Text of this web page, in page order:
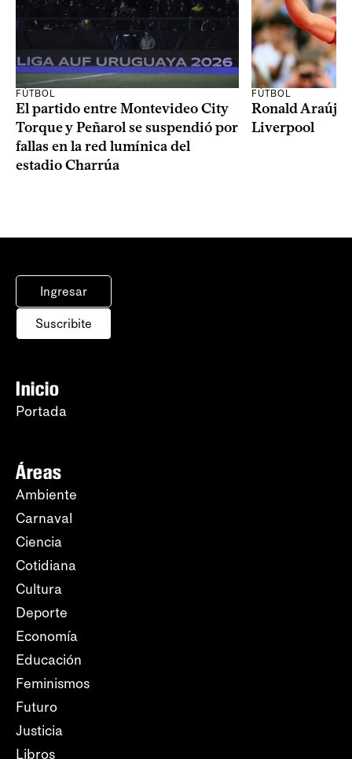
FÚTBOL
El partido entre Montevideo City
Torque y Peñarol se suspendió por
fallas en la red lumínica del
estadio Charrúa
FÚTBOL
Ronald Araújo
Liverpool
Ingresar
Suscribite
Inicio
Portada
Áreas
Ambiente
Carnaval
Ciencia
Cotidiana
Cultura
Deporte
Economía
Educación
Feminismos
Futuro
Justicia
Libros